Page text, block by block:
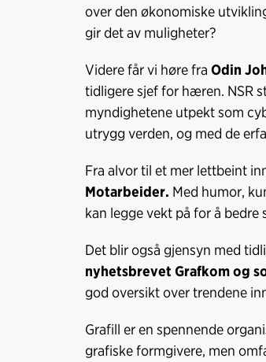
over den økonomiske
gir det av muligheter?
Videre får vi høre fra Odin
tidligere sjef for hæren. NSR
myndighetene utpekt som
utrygg verden, og med de
Fra alvor til et mer lettbeint
Motarbeider. Med humor,
kan legge vekt på for å bedre
Det blir også gjensyn med
nyhetsbrevet Grafkom og
god oversikt over trendene
Grafill er en spennende
grafiske formgivere, men